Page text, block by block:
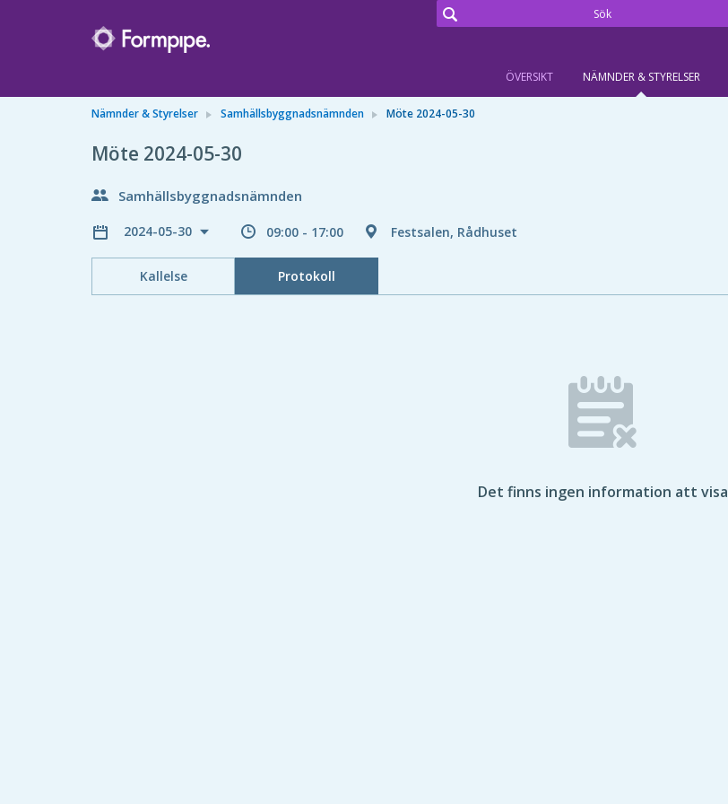
ÖVERSIKT NÄMNDER & STYRELSER
Nämnder & Styrelser Samhällsbyggnadsnämnden Möte 2024-05-30
Möte 2024-05-30
Samhällsbyggnadsnämnden
2024-05-30 09:00 - 17:00 Festsalen, Rådhuset
Kallelse Protokoll
Det finns ingen information att visa